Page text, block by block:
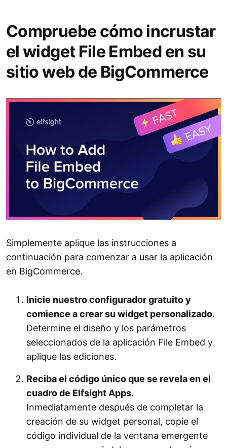
Compruebe cómo incrustar
el widget File Embed en su
sitio web de BigCommerce
Simplemente aplique las instrucciones a
continuación para comenzar a usar la aplicación
en BigCommerce.
Inicie nuestro configurador gratuito y
comience a crear su widget personalizado.
Determine el diseño y los parámetros
seleccionados de la aplicación File Embed y
aplique las ediciones.
Reciba el código único que se revela en el
cuadro de Elfsight Apps.
Inmediatamente después de completar la
creación de su widget personal, copie el
código individual de la ventana emergente